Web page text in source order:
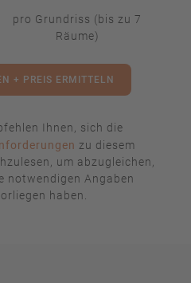
pro Grundriss (bis zu 7
Räume)
+ PREIS ERMITTELN
Ihnen, sich die
zu diesem
um abzugleichen,
notwendigen Angaben
haben.